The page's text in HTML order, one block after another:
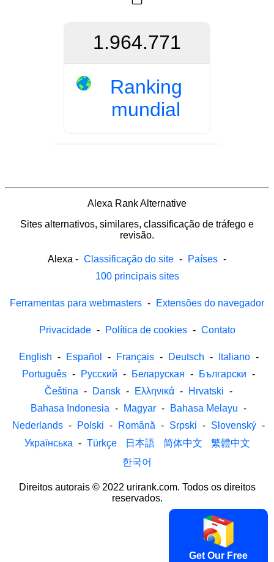
1.964.771
Ranking
mundial
Alexa Rank Alternative
Sites alternativos, similares, classificação de tráfego e
revisão.
Alexa - Classificação do site - Países -
100 principais sites
Ferramentas para webmasters - Extensões do navegador
Privacidade - Política de cookies - Contato
English - Español - Français - Deutsch - Italiano -
Português - Русский - Беларуская - Български -
Čeština - Dansk - Ελληνικά - Hrvatski -
Bahasa Indonesia - Magyar - Bahasa Melayu -
Nederlands - Polski - Română - Srpski - Slovenský -
Українська - Türkçe 日本語 简体中文
繁體中文
한국어
Direitos autorais © 2022 urirank.com. Todos os direitos
reservados.
Get Our Free